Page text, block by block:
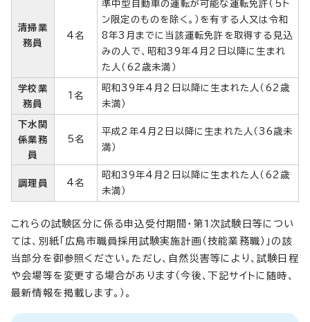
清掃業
務員
4名
準中型自動車の運転が可能な運転免許（5ト
ン限定のものを除く。）を有する人又は令和
8年3月までに当該運転免許を取得する見込
みの人で、昭和39年4月2日以降に生まれ
た人（62歳未満）
学校業
務員
1名
昭和39年4月2日以降に生まれた人（62歳
未満）
下水関
係業務
員
5名
平成2年4月2日以降に生まれた人（36歳未
満）
調理員 4名
昭和39年4月2日以降に生まれた人（62歳
未満）
これらの試験区分に係る申込受付期間・第1次試験日等につい
ては、別紙「広島市職員採用試験実施計画（技能業務職）」の該
当部分を御参照ください。ただし、自然災害等により、試験日程
や会場等を変更する場合があります（今後、下記サイトに随時、
最新情報を掲載します。）。